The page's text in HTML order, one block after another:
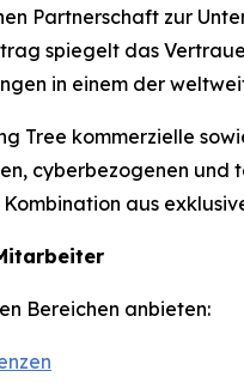
Partnerschaft zur
spiegelt das
in einem der
Tree kommerzielle
cyberbezogenen und
aus
Bereichen anbieten: